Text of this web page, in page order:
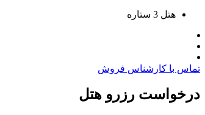
هتل 3 ستاره
تماس با کارشناس فروش
درخواست رزرو هتل